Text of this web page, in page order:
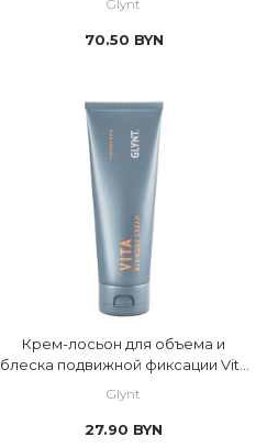
Glynt
70.50 BYN
Крем-лосьон для объема и
блеска подвижной фиксации Vita
Glynt
27.90 BYN